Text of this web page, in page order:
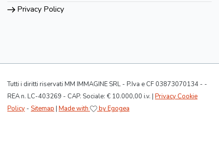
Privacy Policy
Tutti i diritti riservati MM IMMAGINE SRL - P.Iva e CF 03873070134 - -
REA n. LC-403269 - CAP. Sociale: € 10.000,00 i.v. | Privacy Cookie
Policy - Sitemap | Made with by Egogea